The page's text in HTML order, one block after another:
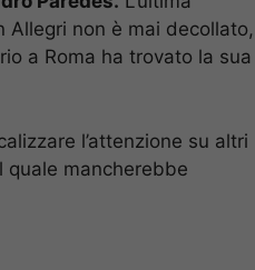
non è mai decollato,
a Roma ha trovato la sua
l’attenzione su altri
quale mancherebbe